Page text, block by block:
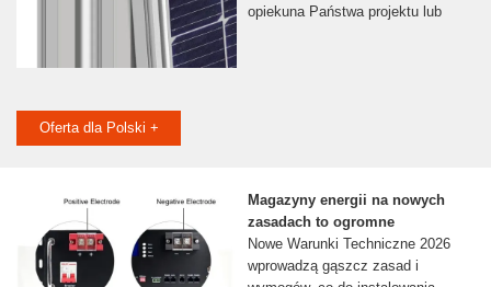
opiekuna Państwa projektu lub
Oferta dla Polski +
Magazyny energii na nowych
zasadach to ogromne
Nowe Warunki Techniczne 2026
wprowadzą gąszcz zasad i